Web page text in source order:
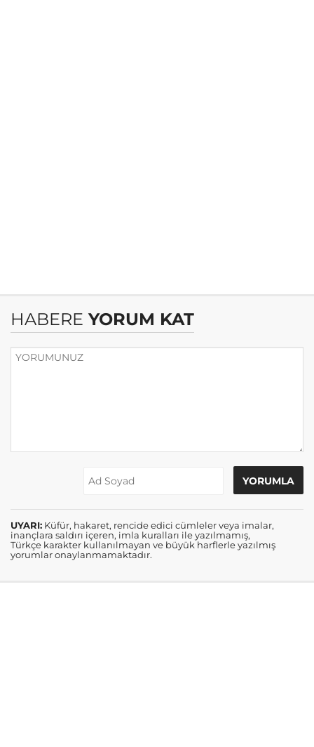
HABERE YORUM KAT
UYARI: Küfür, hakaret, rencide edici cümleler veya imalar,
inançlara saldırı içeren, imla kuralları ile yazılmamış,
Türkçe karakter kullanılmayan ve büyük harflerle yazılmış
yorumlar onaylanmamaktadır.